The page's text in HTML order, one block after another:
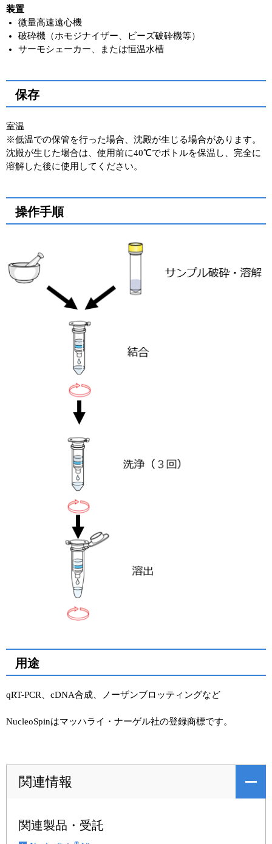
装置
微量高速遠心機
破砕機（ホモジナイザー、ビーズ破砕機等）
サーモシェーカー、または恒温水槽
保存
室温
※低温での保管を行った場合、沈殿が生じる場合があります。
沈殿が生じた場合は、使用前に40℃でボトルを保温し、完全に
溶解した後に使用してください。
操作手順
用途
qRT-PCR、cDNA合成、ノーザンブロッティングなど
NucleoSpinはマッハライ・ナーゲル社の登録商標です。
関連情報
関連製品・受託